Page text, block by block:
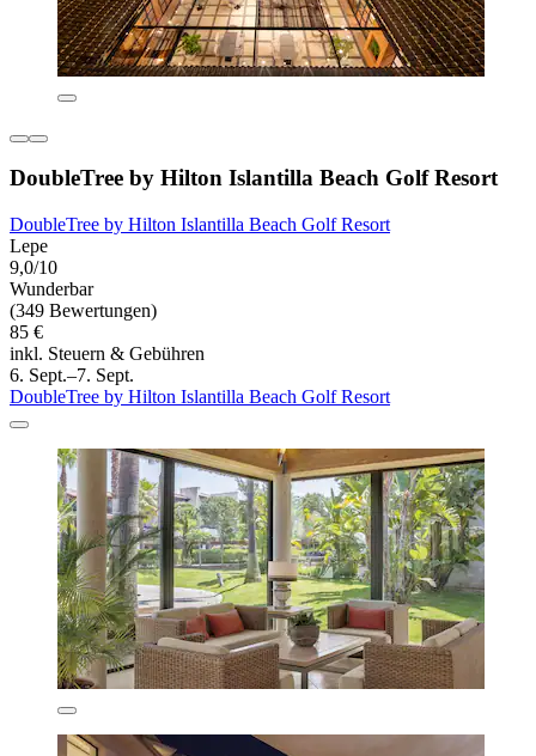
DoubleTree by Hilton Islantilla Beach Golf Resort
DoubleTree by Hilton Islantilla Beach Golf Resort
Lepe
9,0/10
Wunderbar
(349 Bewertungen)
85 €
inkl. Steuern & Gebühren
6. Sept.–7. Sept.
DoubleTree by Hilton Islantilla Beach Golf Resort